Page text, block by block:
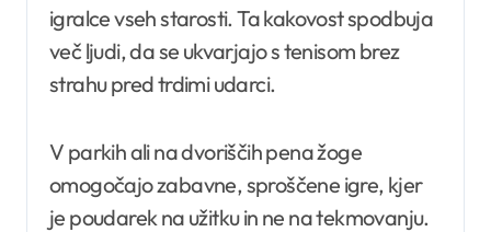
igralce vseh starosti. Ta kakovost spodbuja
več ljudi, da se ukvarjajo s tenisom brez
strahu pred trdimi udarci.
V parkih ali na dvoriščih pena žoge
omogočajo zabavne, sproščene igre, kjer
je poudarek na užitku in ne na tekmovanju.